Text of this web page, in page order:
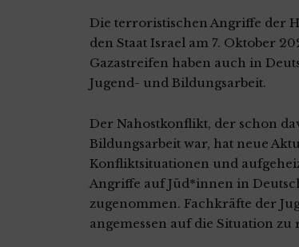
Die terroristischen Angriffe der
den Staat Israel am 7. Oktober
Gazastreifen haben auch in
Jugend- und Bildungsarbeit.
Der Nahostkonflikt, der schon
Bildungsarbeit war, hat neue
Konfliktsituationen und
Angriffe auf Jüd*innen in
zugenommen. Fachkräfte der
angemessen auf die Situation zu